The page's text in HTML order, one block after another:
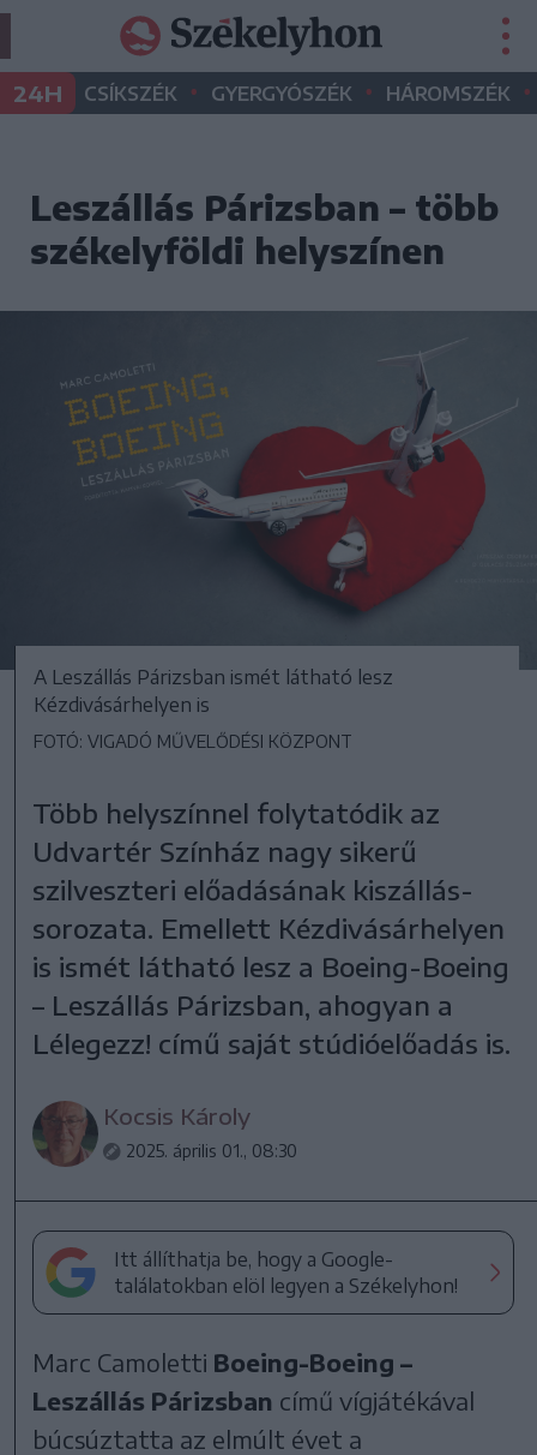
24H CSÍKSZÉK • GYERGYÓSZÉK • HÁROMSZÉK •
Leszállás Párizsban – több
székelyföldi helyszínen
A Leszállás Párizsban ismét látható lesz
Kézdivásárhelyen is
FOTÓ: VIGADÓ MŰVELŐDÉSI KÖZPONT
Több helyszínnel folytatódik az
Udvartér Színház nagy sikerű
szilveszteri előadásának kiszállás-
sorozata. Emellett Kézdivásárhelyen
is ismét látható lesz a Boeing-Boeing
– Leszállás Párizsban, ahogyan a
Lélegezz! című saját stúdióelőadás is.
Kocsis Károly
2025. április 01., 08:30
Itt állíthatja be, hogy a Google-
találatokban elöl legyen a Székelyhon!
Marc Camoletti Boeing-Boeing –
Leszállás Párizsban című vígjátékával
búcsúztatta az elmúlt évet a